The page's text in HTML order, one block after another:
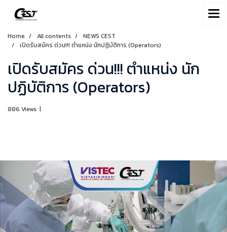
Home All contents
NEWS CEST
เปิดรับสมัคร ด่วน!!! ตำแหน่ง นักปฏิบัติการ (Operators)
เปิดรับสมัคร ด่วน!!! ตำแหน่ง นัก
ปฏิบัติการ (Operators)
886 Views |